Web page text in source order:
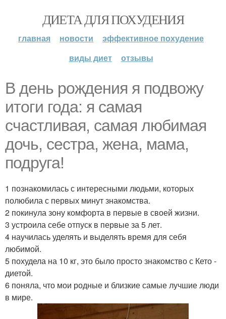
ДИЕТА ДЛЯ ПОХУДЕНИЯ
главная новости
эффективное похудение
виды диет
отзывы
В день рождения я подвожу
итоги года: я самая
счастливая, самая любимая
дочь, сестра, жена, мама,
подруга!
1 познакомилась с интересными людьми, которых
полюбила с первых минут знакомства.
2 покинула зону комфорта в первые в своей жизни.
3 устроила себе отпуск в первые за 5 лет.
4 научилась уделять и выделять время для себя
любимой.
5 похудела на 10 кг, это было просто знакомство с Кето -
диетой.
6 поняла, что мои родные и близкие самые лучшие люди
в мире.